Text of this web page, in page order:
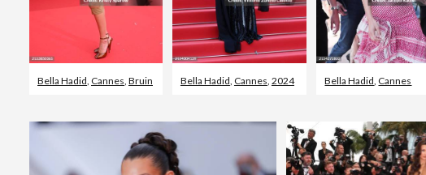
Bella Hadid, Cannes, Bruin Bella Hadid, Cannes, 2024 Bella Hadid, Cannes